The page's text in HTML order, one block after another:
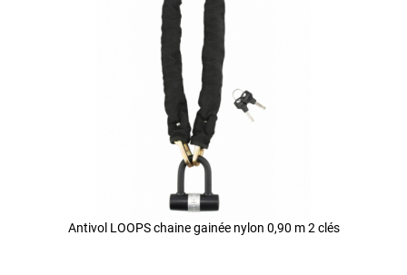
Antivol LOOPS chaine gainée nylon 0,90 m 2 clés